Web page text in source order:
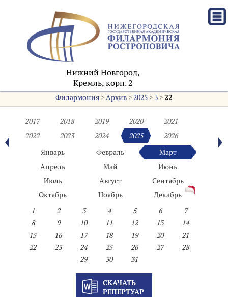
Нижний Новгород,
Кремль, корп. 2
Филармония>Архив>2025> 3>22
2017 2018 2019 2020
2021
2022
2023 2024 2025
2026
Январь
Февраль
Март
Апрель
Май
Июнь
Июль
Август
Сентябрь
Октябрь
Ноябрь
Декабрь
1
2 3 4 5 6
7
8
9 10 11 12 13
14
15
16 17 18 19 20
21
22
23 24 25 26 27
28
29
30 31
СКАЧАТЬ
РЕПЕРТУАР